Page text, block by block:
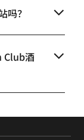
吗？
Club酒